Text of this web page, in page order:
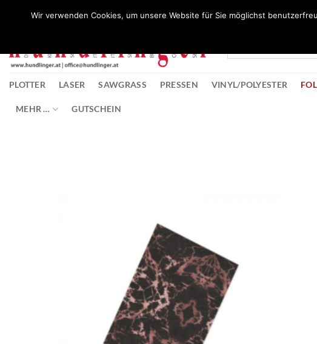
PLOTTER LASER SAWGRASS PRESSEN VINYL/POLYESTER
MEHR … GUTSCHEIN
Wir verwenden Cookies, um unsere Website für Sie möglichst